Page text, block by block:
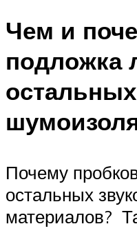
Чем и
подложка
остальных
Почему
остальных
материалов?